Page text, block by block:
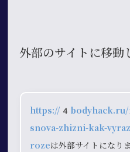
外部のサイトに移動
https://
snova-zhizni-kak-
rozeは外部サイトになり